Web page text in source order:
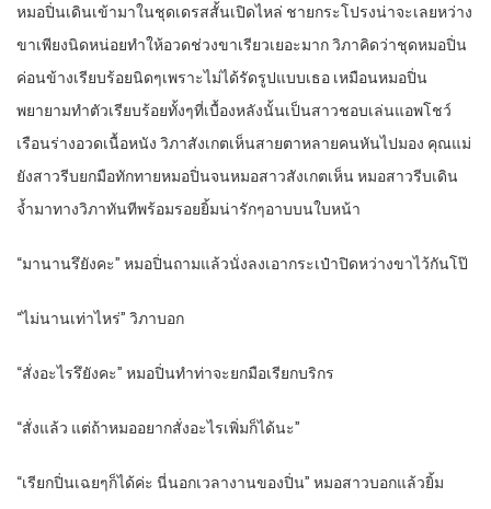
หมอปิ่นเดินเข้ามาในชุดเดรสสั้นเปิดไหล่ ชายกระโปรงน่าจะเลยหว่าง
ขาเพียงนิดหน่อยทำให้อวดช่วงขาเรียวเยอะมาก วิภาคิดว่าชุดหมอปิ่น
ค่อนข้างเรียบร้อยนิดๆเพราะไม่ได้รัดรูปแบบเธอ เหมือนหมอปิ่น
พยายามทำตัวเรียบร้อยทั้งๆที่เบื้องหลังนั้นเป็นสาวชอบเล่นแอพโชว์
เรือนร่างอวดเนื้อหนัง วิภาสังเกตเห็นสายตาหลายคนหันไปมอง คุณแม่
ยังสาวรีบยกมือทักทายหมอปิ่นจนหมอสาวสังเกตเห็น หมอสาวรีบเดิน
จ้ำมาทางวิภาทันทีพร้อมรอยยิ้มน่ารักๆอาบบนใบหน้า
“มานานรึยังคะ” หมอปิ่นถามแล้วนั่งลงเอากระเป๋าปิดหว่างขาไว้กันโป๊
“ไม่นานเท่าไหร่” วิภาบอก
“สั่งอะไรรึยังคะ” หมอปิ่นทำท่าจะยกมือเรียกบริกร
“สั่งแล้ว แต่ถ้าหมออยากสั่งอะไรเพิ่มก็ได้นะ”
“เรียกปิ่นเฉยๆก็ได้ค่ะ นี่นอกเวลางานของปิ่น” หมอสาวบอกแล้วยิ้ม